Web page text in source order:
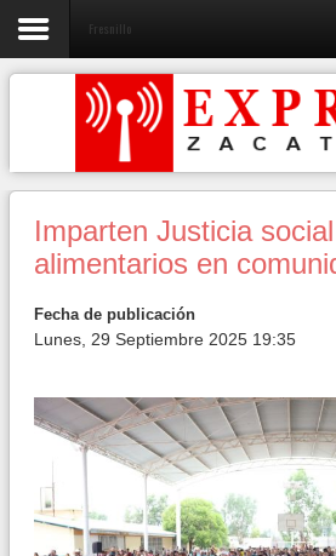
Fresnillo
Imparten Justicia
alimentarios en
Fecha de publicación
Lunes, 29 Septiembre 2025 19:35